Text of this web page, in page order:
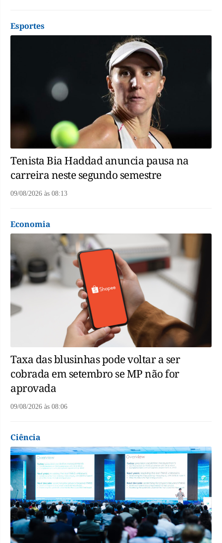
Esportes
Tenista Bia Haddad anuncia pausa na
carreira neste segundo semestre
09/08/2026 às 08:13
Economia
Taxa das blusinhas pode voltar a ser
cobrada em setembro se MP não for
aprovada
09/08/2026 às 08:06
Ciência